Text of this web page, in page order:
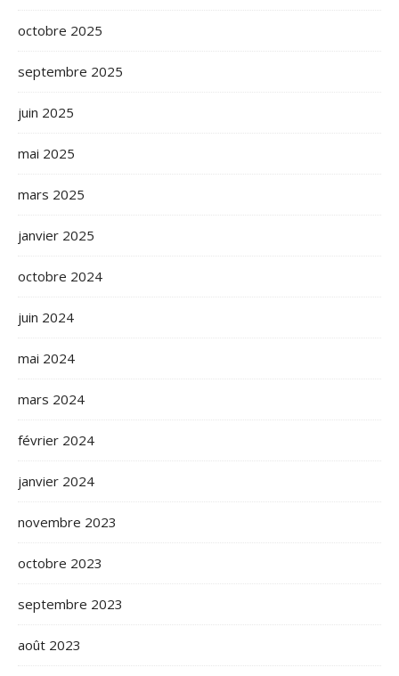
octobre 2025
septembre 2025
juin 2025
mai 2025
mars 2025
janvier 2025
octobre 2024
juin 2024
mai 2024
mars 2024
février 2024
janvier 2024
novembre 2023
octobre 2023
septembre 2023
août 2023